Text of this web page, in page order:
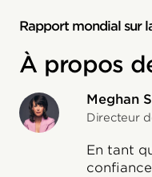
Rapport mondial sur
À propos
Meghan
Directeur
En tant